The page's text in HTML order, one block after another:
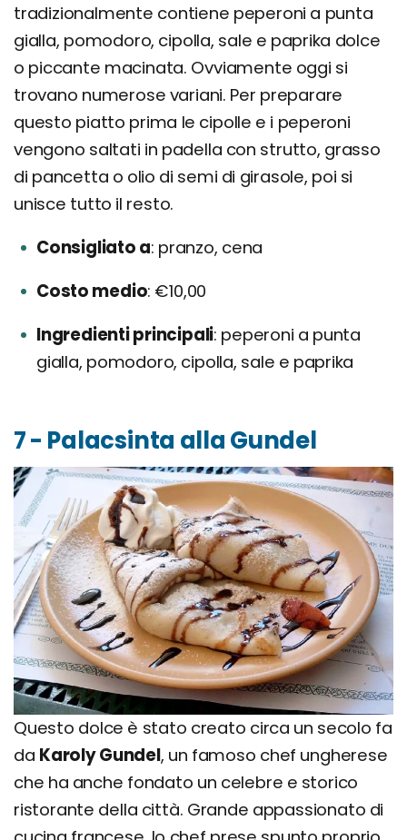
tradizionalmente contiene peperoni a punta
gialla, pomodoro, cipolla, sale e paprika dolce
o piccante macinata. Ovviamente oggi si
trovano numerose variani. Per preparare
questo piatto prima le cipolle e i peperoni
vengono saltati in padella con strutto, grasso
di pancetta o olio di semi di girasole, poi si
unisce tutto il resto.
Consigliato a pranzo, cena
Costo medio €10,00
Ingredienti principali peperoni a punta
gialla, pomodoro, cipolla, sale e paprika
7 - Palacsinta alla Gundel
Questo dolce è stato creato circa un secolo fa
da Karoly Gundel, un famoso chef ungherese
che ha anche fondato un celebre e storico
ristorante della città. Grande appassionato di